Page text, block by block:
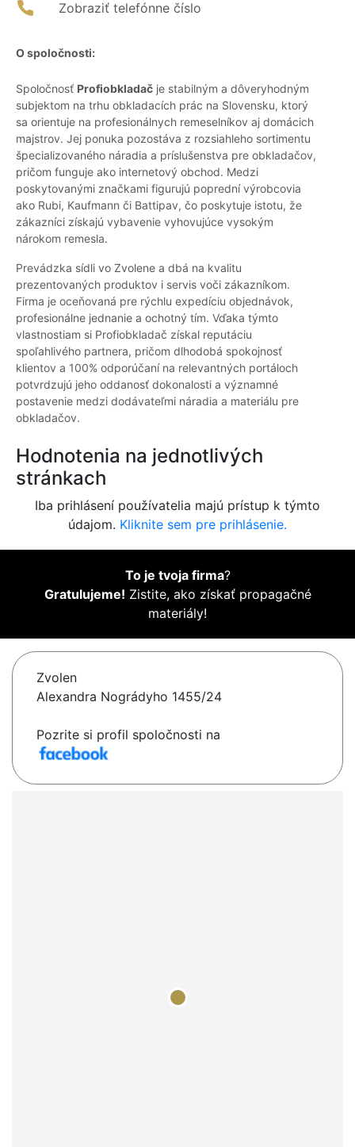
Zobraziť telefónne číslo
O spoločnosti:
Spoločnosť Profiobkladač je stabilným a dôveryhodným
subjektom na trhu obkladacích prác na Slovensku, ktorý
sa orientuje na profesionálnych remeselníkov aj domácich
majstrov. Jej ponuka pozostáva z rozsiahleho sortimentu
špecializovaného náradia a príslušenstva pre obkladačov,
pričom funguje ako internetový obchod. Medzi
poskytovanými značkami figurujú poprední výrobcovia
ako Rubi, Kaufmann či Battipav, čo poskytuje istotu, že
zákazníci získajú vybavenie vyhovujúce vysokým
nárokom remesla.
Prevádzka sídli vo Zvolene a dbá na kvalitu
prezentovaných produktov i servis voči zákazníkom.
Firma je oceňovaná pre rýchlu expedíciu objednávok,
profesionálne jednanie a ochotný tím. Vďaka týmto
vlastnostiam si Profiobkladač získal reputáciu
spoľahlivého partnera, pričom dlhodobá spokojnosť
klientov a 100% odporúčaní na relevantných portáloch
potvrdzujú jeho oddanosť dokonalosti a významné
postavenie medzi dodávateľmi náradia a materiálu pre
obkladačov.
Hodnotenia na jednotlivých
stránkach
Iba prihlásení používatelia majú prístup k týmto
údajom. Kliknite sem pre prihlásenie.
To je tvoja firma?
Gratulujeme! Zistite, ako získať propagačné
materiály!
Zvolen
Alexandra Nográdyho 1455/24
Pozrite si profil spoločnosti na